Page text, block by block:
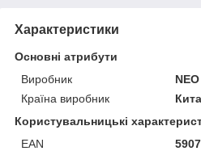
Характеристики
Основні атрибути
Виробник
Країна виробник
Користувальницькі
EAN